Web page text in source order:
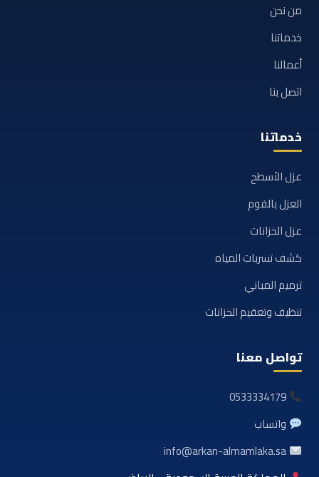
من نحن
خدماتنا
أعمالنا
اتصل بنا
خدماتنا
عزل الأسطح
العزل بالفوم
عزل الخزانات
كشف تسربات المياه
ترميم المباني
تنظيف وتعقيم الخزانات
تواصل معنا
0533334179
واتساب
info@arkan-almamlaka.sa